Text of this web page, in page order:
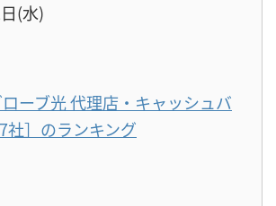
(水)
ーブ光 代理店・キャッシュバ
社］のランキング